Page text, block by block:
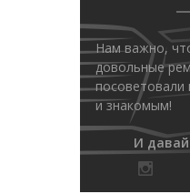
Нам важно,
довольные
посоветовали
и знакомым!
И